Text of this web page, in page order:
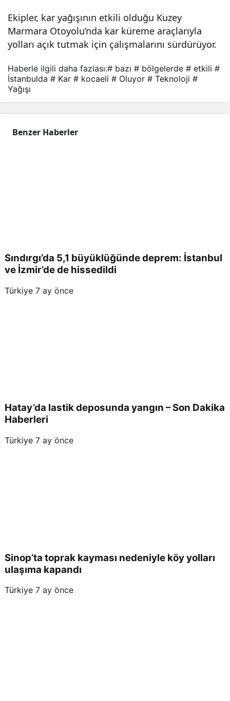
Ekipler, kar yağışının etkili olduğu Kuzey
Marmara Otoyolu’nda kar küreme araçlarıyla
yolları açık tutmak için çalışmalarını sürdürüyor.
şı
etkil
i
or
Haberle ilgili daha fazlası:# bazı # bölgelerde # etkili #
İstanbulda # Kar # kocaeli # Oluyor # Teknoloji #
Yağışı
Benzer Haberler
Sındırgı’da 5,1 büyüklüğünde deprem: İstanbul
ve İzmir’de de hissedildi
Türkiye 7 ay önce
Hatay’da lastik deposunda yangın – Son Dakika
Haberleri
Türkiye 7 ay önce
Sinop’ta toprak kayması nedeniyle köy yolları
ulaşıma kapandı
Türkiye 7 ay önce